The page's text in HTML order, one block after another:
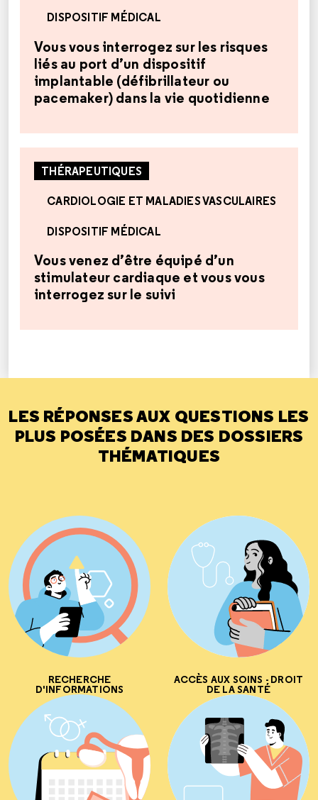
DISPOSITIF MÉDICAL
Vous vous interrogez sur les risques
liés au port d’un dispositif
implantable (défibrillateur ou
pacemaker) dans la vie quotidienne
THÉRAPEUTIQUES
CARDIOLOGIE ET MALADIES VASCULAIRES
DISPOSITIF MÉDICAL
Vous venez d’être équipé d’un
stimulateur cardiaque et vous vous
interrogez sur le suivi
LES RÉPONSES AUX QUESTIONS LES
PLUS POSÉES DANS DES DOSSIERS
THÉMATIQUES
RECHERCHE
D'INFORMATIONS
ACCÈS AUX SOINS - DROIT
DE LA SANTÉ